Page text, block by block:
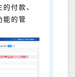
付款、
能的管